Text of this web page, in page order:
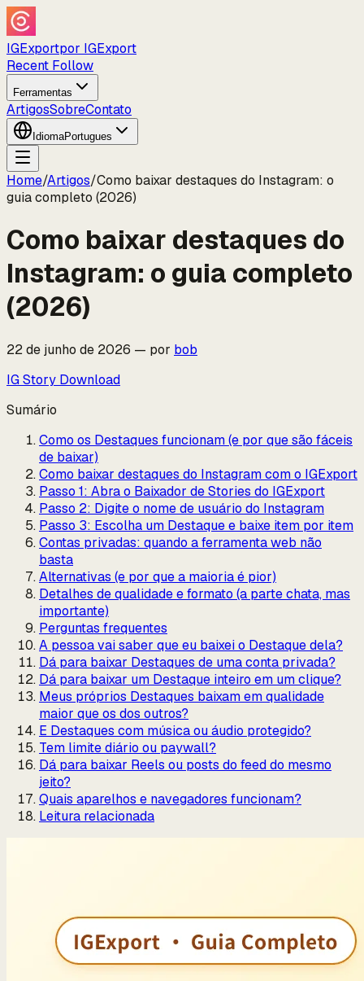
IGExportpor IGExport
Recent Follow
Ferramentas
ArtigosSobreContato
IdiomaPortugues
Home/Artigos/Como baixar destaques do Instagram: o
guia completo (2026)
Como baixar destaques do
Instagram: o guia completo
(2026)
22 de junho de 2026 — por bob
IG Story Download
Sumário
Como os Destaques funcionam (e por que são fáceis
de baixar)
Como baixar destaques do Instagram com o IGExport
Passo 1: Abra o Baixador de Stories do IGExport
Passo 2: Digite o nome de usuário do Instagram
Passo 3: Escolha um Destaque e baixe item por item
Contas privadas: quando a ferramenta web não
basta
Alternativas (e por que a maioria é pior)
Detalhes de qualidade e formato (a parte chata, mas
importante)
Perguntas frequentes
A pessoa vai saber que eu baixei o Destaque dela?
Dá para baixar Destaques de uma conta privada?
Dá para baixar um Destaque inteiro em um clique?
Meus próprios Destaques baixam em qualidade
maior que os dos outros?
E Destaques com música ou áudio protegido?
Tem limite diário ou paywall?
Dá para baixar Reels ou posts do feed do mesmo
jeito?
Quais aparelhos e navegadores funcionam?
Leitura relacionada